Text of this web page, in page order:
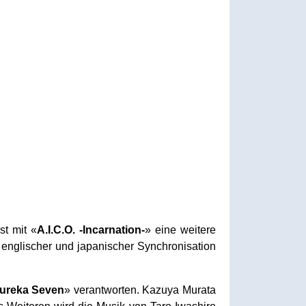
mit «A.I.C.O. -Incarnation-» eine weitere
und japanischer Synchronisation
Seven» verantworten. Kazuya Murata